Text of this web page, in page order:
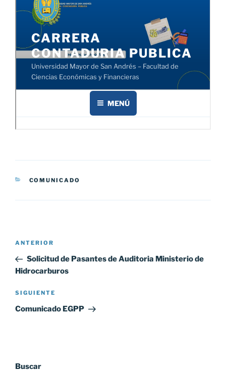
CATEGORÍAS
COMUNICADO
Navegación
entradas
Entrada
anterior:
ANTERIOR
Solicitud de Pasantes de Auditoria Ministerio de
Hidrocarburos
Siguiente
entrada
SIGUIENTE
Comunicado EGPP
Buscar